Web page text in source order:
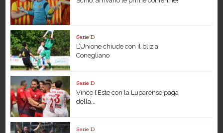
Serie D
L’Unione chiude con il bliz a
Conegliano
Serie D
Vince l’Este con la Luparense paga
della...
Serie D